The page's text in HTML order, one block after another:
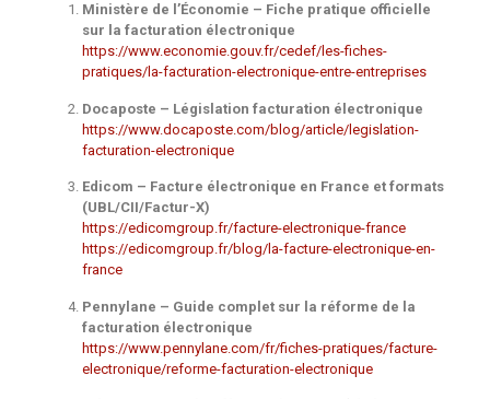
Ministère de l’Économie – Fiche pratique officielle
sur la facturation électronique
https://www.economie.gouv.fr/cedef/les-fiches-
pratiques/la-facturation-electronique-entre-entreprises
Docaposte – Législation facturation électronique
https://www.docaposte.com/blog/article/legislation-
facturation-electronique
Edicom – Facture électronique en France et formats
(UBL/CII/Factur-X)
https://edicomgroup.fr/facture-electronique-france
https://edicomgroup.fr/blog/la-facture-electronique-en-
france
Pennylane – Guide complet sur la réforme de la
facturation électronique
https://www.pennylane.com/fr/fiches-pratiques/facture-
electronique/reforme-facturation-electronique